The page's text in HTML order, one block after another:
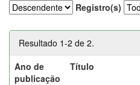
Registro(s)
Resultado 1-2 de 2.
Ano de
publicação
Título